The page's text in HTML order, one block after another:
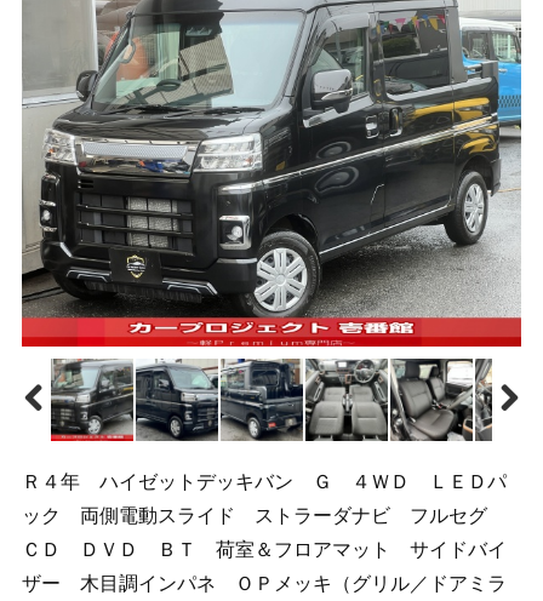
Ｒ４年 ハイゼットデッキバン Ｇ ４ＷＤ ＬＥＤパ
ック 両側電動スライド ストラーダナビ フルセグ
ＣＤ ＤＶＤ ＢＴ 荷室＆フロアマット サイドバイ
ザー 木目調インパネ ＯＰメッキ（グリル／ドアミラ